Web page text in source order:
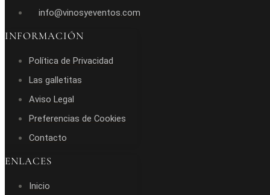
info@vinosyeventos.com
INFORMACIÓN
Política de Privacidad
Las galletitas
Aviso Legal
Preferencias de Cookies
Contacto
ENLACES
Inicio